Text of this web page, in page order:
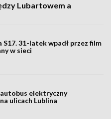
Lubartowem a
S17. 31-latek wpadł przez film
w sieci
elektryczny
ulicach Lublina